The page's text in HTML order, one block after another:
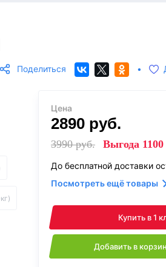
Поделиться •
Цена
2890 руб.
3990руб. Выгода 1100
До бесплатной доставки
Посмотреть ещё товары
Купить в 1
Добавить в